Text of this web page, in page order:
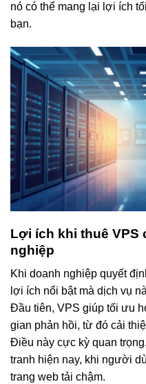
nó có thể mang lại lợi ích
bạn.
Lợi ích khi thuê VPS
nghiệp
Khi doanh nghiệp quyết
lợi ích nổi bật mà dịch vụ
Đầu tiên, VPS giúp tối ưu
gian phản hồi, từ đó cải
Điều này cực kỳ quan
tranh hiện nay, khi người
trang web tải chậm.